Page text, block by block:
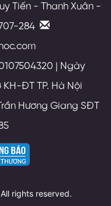
Tiến - Thanh Xuân -
284
| Ngày
ĐT TP. Hà Nội
Hương Giang SĐT
rights reserved.